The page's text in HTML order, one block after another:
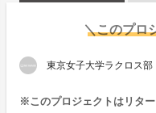
＼このプロ
東京女子大学ラクロス部
※このプロジェクトはリター